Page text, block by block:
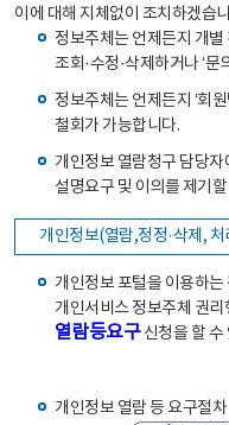
이에 대해 지체없이 조치하겠습
정보주체는 언제든지 개별
조회·수정·삭제하거나 ‘
정보주체는 언제든지 ‘회
철회가 가능합니다.
개인정보 열람청구 담당
설명요구 및 이의를 제기
개인정보(열람,정정·삭제,
개인정보 포털을 이용하
개인서비스 정보주체 권
열람등요구신청을 할 수
개인정보 열람 등 요구절차